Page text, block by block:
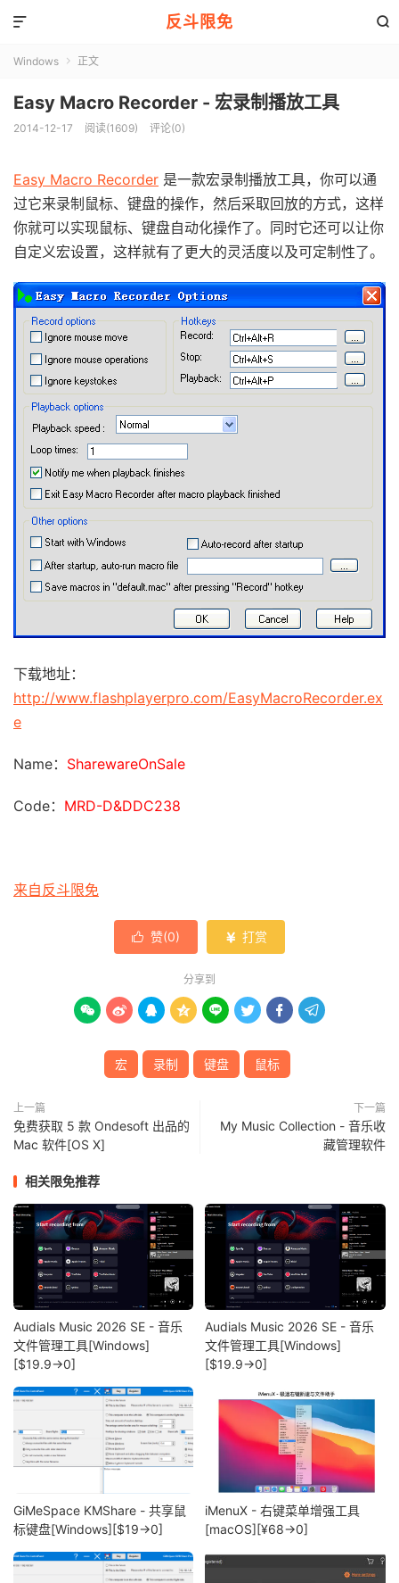
反斗限免 

Windows  正文
Easy Macro Recorder - 宏录制播放工具
2014-12-17 阅读(1609) 评论(0)
Easy Macro Recorder 是一款宏录制播放工具，你可以通
过它来录制鼠标、键盘的操作，然后采取回放的方式，这样
你就可以实现鼠标、键盘自动化操作了。同时它还可以让你
自定义宏设置，这样就有了更大的灵活度以及可定制性了。
下载地址：
http://www.flashplayerpro.com/EasyMacroRecorder.ex
e
Name： SharewareOnSale
Code： MRD-D&DDC238
来自反斗限免
 赞(0)  打赏
分享到
       
宏 录制 键盘 鼠标
上一篇
免费获取 5 款 Ondesoft 出品的
Mac 软件[OS X]
下一篇
My Music Collection - 音乐收
藏管理软件
相关限免推荐
Audials Music 2026 SE - 音乐
文件管理工具[Windows]
[$19.9→0]
Audials Music 2026 SE - 音乐
文件管理工具[Windows]
[$19.9→0]
GiMeSpace KMShare - 共享鼠
标键盘[Windows][$19→0]
iMenuX - 右键菜单增强工具
[macOS][¥68→0]